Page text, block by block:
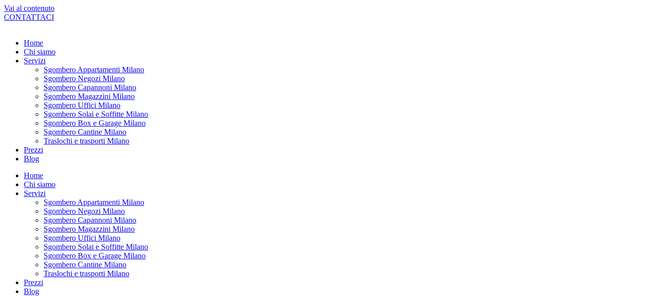
Vai al contenuto
CONTATTACI
Home
Chi siamo
Servizi
Sgombero Appartamenti Milano
Sgombero Negozi Milano
Sgombero Capannoni Milano
Sgombero Magazzini Milano
Sgombero Uffici Milano
Sgombero Solai e Soffitte Milano
Sgombero Box e Garage Milano
Sgombero Cantine Milano
Traslochi e trasporti Milano
Prezzi
Blog
Home
Chi siamo
Servizi
Sgombero Appartamenti Milano
Sgombero Negozi Milano
Sgombero Capannoni Milano
Sgombero Magazzini Milano
Sgombero Uffici Milano
Sgombero Solai e Soffitte Milano
Sgombero Box e Garage Milano
Sgombero Cantine Milano
Traslochi e trasporti Milano
Prezzi
Blog